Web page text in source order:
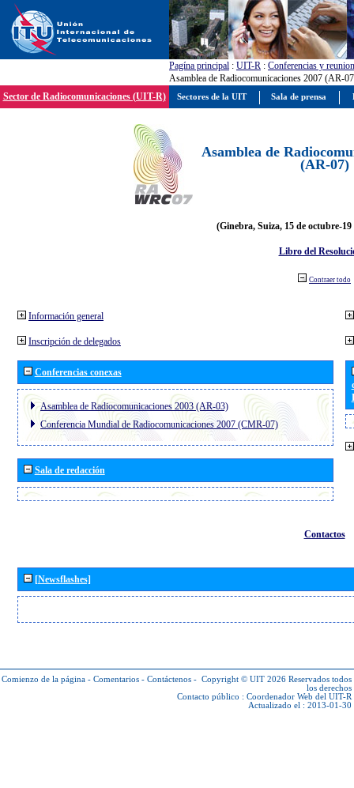
Pagína principal : UIT-R : Conferencias y
Asamblea de Radiocomunicaciones 2007 (AR-
Sector de Radiocomunicaciones (UIT-R)
Asamblea de
(AR-07)
(Ginebra, Suiza, 15 de octubre-19
Libro del
Contraer todo
Información general
Inscripción de delegados
Conferencias conexas
Asamblea de Radiocomunicaciones 2003 (AR-03)
Conferencia Mundial de Radiocomunicaciones 2007 (CMR-07)
Sala de redacción
Contactos
[Newsflashes]
Comienzo de la página - Comentarios - Contáctenos - Copyright © UIT 2026 Reservados todos
los derechos
Contacto público : Coordenador Web del UIT-R
Actualizado el : 2013-01-30
Sectores de la UIT Sala de prensa